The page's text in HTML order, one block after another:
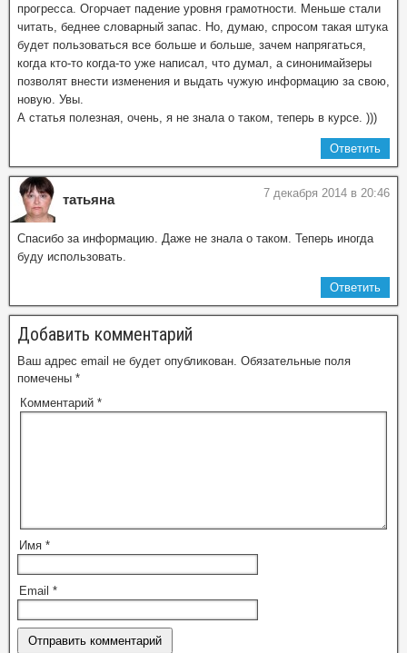
прогресса. Огорчает падение уровня грамотности. Меньше стали
читать, беднее словарный запас. Но, думаю, спросом такая штука
будет пользоваться все больше и больше, зачем напрягаться,
когда кто-то когда-то уже написал, что думал, а синонимайзеры
позволят внести изменения и выдать чужую информацию за свою,
новую. Увы.
А статья полезная, очень, я не знала о таком, теперь в курсе. )))
Ответить
татьяна 7 декабря 2014 в 20:46
Спасибо за информацию. Даже не знала о таком. Теперь иногда
буду использовать.
Ответить
Добавить комментарий
Ваш адрес email не будет опубликован. Обязательные поля
помечены *
Комментарий *
Имя *
Email *